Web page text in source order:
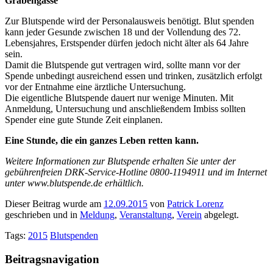
Zur Blutspende wird der Personalausweis benötigt. Blut spenden
kann jeder Gesunde zwischen 18 und der Vollendung des 72.
Lebensjahres, Erstspender dürfen jedoch nicht älter als 64 Jahre
sein.
Damit die Blutspende gut vertragen wird, sollte mann vor der
Spende unbedingt ausreichend essen und trinken, zusätzlich erfolgt
vor der Entnahme eine ärztliche Untersuchung.
Die eigentliche Blutspende dauert nur wenige Minuten. Mit
Anmeldung, Untersuchung und anschließendem Imbiss sollten
Spender eine gute Stunde Zeit einplanen.
Eine Stunde, die ein ganzes Leben retten kann.
Weitere Informationen zur Blutspende erhalten Sie unter der
gebührenfreien DRK-Service-Hotline 0800-1194911 und im Internet
unter www.blutspende.de erhältlich.
Dieser Beitrag wurde am 12.09.2015 von Patrick Lorenz
geschrieben und in Meldung, Veranstaltung, Verein abgelegt.
Tags: 2015 Blutspenden
Beitragsnavigation